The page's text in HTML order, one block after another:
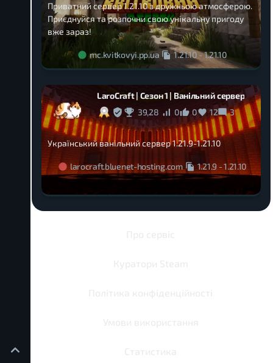
Приватний сервер 1.21.10 з дружньою атмосферою.
Приєднуйся та розпочни свою унікальну пригоду
вже зараз!
mc.kvitkovyi.pp.ua 1.21.10-1.21.10
LaroCraft | Cезон 1 | Ванільний сервер
39,28
0 0 12 3
Український ванільний сервер 1.21.9-1.21.10
larocraft.bluenet-hosting.com 1.21.9-1.21.10